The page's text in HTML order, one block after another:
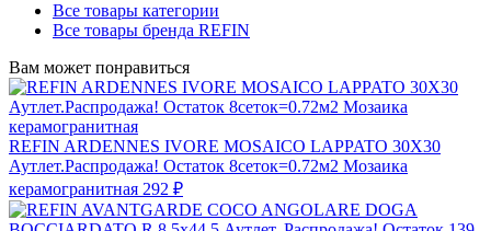
Все товары категории
Все товары бренда REFIN
Вам может понравиться
REFIN ARDENNES IVORE MOSAICO LAPPATO 30X30
Аутлет.Распродажа! Остаток 8сеток=0.72м2 Мозаика
керамогранитная 292 ₽